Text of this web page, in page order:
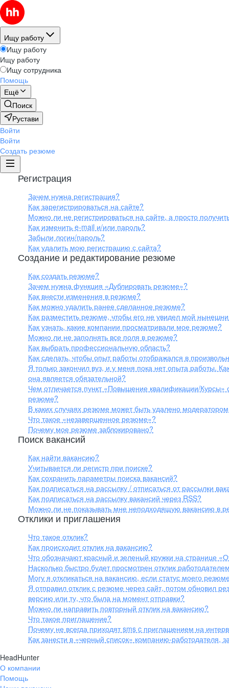
Ищу работу
Ищу работу
Ищу работу
Ищу сотрудника
Помощь
Ещё
Поиск
Рустави
Войти
Войти
Создать резюме
Регистрация
Зачем нужна регистрация?
Как зарегистрироваться на сайте?
Можно ли не регистрироваться на сайте, а просто
Как изменить e-mail и/или пароль?
Забыли логин/пароль?
Как удалить мою регистрацию с сайта?
Создание и редактирование резюме
Как создать резюме?
Зачем нужна функция «Дублировать резюме»?
Как внести изменения в резюме?
Как можно удалить ранее сделанное резюме?
Как разместить резюме, чтобы его не увидел мой
Как узнать, какие компании просматривали мое резюме?
Можно ли не заполнять все поля в резюме?
Как выбрать профессиональную область?
Как сделать, чтобы опыт работы отображался в
Я только закончил вуз, и у меня пока нет опыта работы.
она является обязательной?
Чем отличается пункт «Повышение квалификации/
резюме?
В каких случаях резюме может быть удалено
Что такое «незавершенное резюме»?
Почему мое резюме заблокировано?
Поиск вакансий
Как найти вакансию?
Учитывается ли регистр при поиске?
Как сохранить параметры поиска вакансий?
Как подписаться на рассылку / отписаться от рассылки
Как подписаться на рассылку вакансий через RSS?
Можно ли не показывать мне неподходящую вакансию в
Отклики и приглашения
Что такое отклик?
Как происходит отклик на вакансию?
Что обозначают красный и зеленый кружки на странице
Насколько быстро будет просмотрен отклик
Могу я откликаться на вакансию, если статус моего
Я отправил отклик с резюме через сайт, потом обновил
версию или ту, что была на момент отправки?
Можно ли направить повторный отклик на вакансию?
Что такое приглашение?
Почему не всегда приходят sms c приглашением на
Как занести в «черный список» компанию-работодателя,
HeadHunter
О компании
Помощь